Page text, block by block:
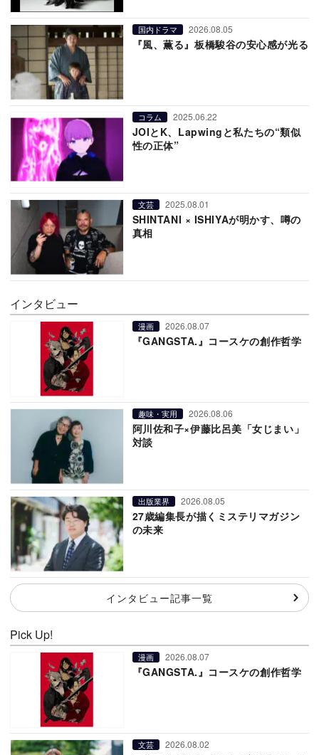
国内ドラマ 2026.08.05
『風、薫る』板橋駿谷の安心感が光る
コラム 2025.06.22
JOIとK、Lapwingと私たちの“類似
性の正体”
文芸 2025.08.01
SHINTANI × ISHIYAが明かす、噂の
真相
インタビュー
漫画 2026.08.07
『GANGSTA.』コースケの創作哲学
趣味・実用 2026.08.06
阿川佐和子×伊藤比呂美「女じまい」
対談
出版業界 2026.08.05
27歳編集長が描くミステリマガジン
の未来
インタビュー記事一覧
Pick Up!
漫画 2026.08.07
『GANGSTA.』コースケの創作哲学
文芸 2026.08.02